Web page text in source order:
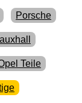
Porsche
Teile